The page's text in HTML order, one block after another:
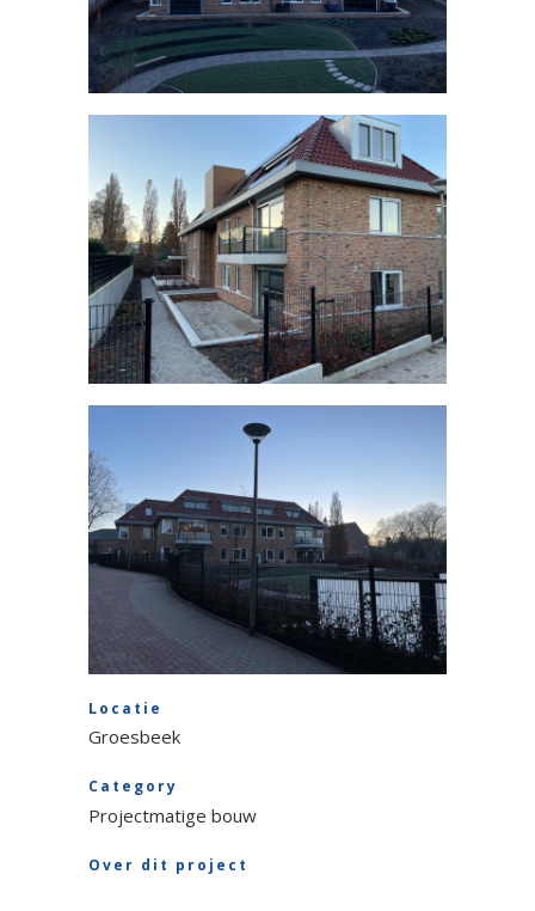
Locatie
Groesbeek
Category
Projectmatige bouw
Over dit project